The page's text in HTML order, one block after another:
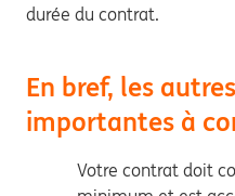
durée du contrat.
En bref, les
importantes à
Votre contrat doit